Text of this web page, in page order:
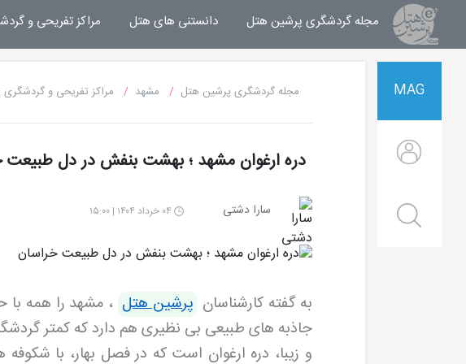
مجله گردشگری پرشین هتل مجله خبری پرشین هتل
دانستنی های هتل مراکز تفریحی و
MAG مجله گردشگری پرشین هتل مشهد مراکز تفریحی و
دره ارغوان مشهد ؛ بهشت بنفش در دل طبیعت
سارا دشتی ۰۴ خرداد ۱۴۰۴ | ۱۵:۰۰
به گفته کارشناسان پرشین هتل ، مشهد را همه با
جاذبه های طبیعی بی نظیری هم دارد که کمتر
و زیبا، دره ارغوان است که در فصل بهار، با
هتل الماس 2 مشهد